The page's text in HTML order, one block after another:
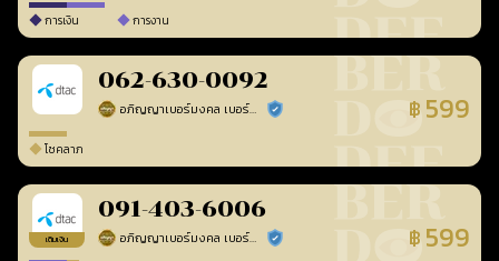
การเงิน การงาน
062-630-0092
อภิญญาเบอร์มงคล เบอร์สวยเลขศาสตร์ ร้านยืนยันแล้ว ฿ 599
โชคลาภ
เติมเงิน
091-403-6006
อภิญญาเบอร์มงคล เบอร์สวยเลขศาสตร์ ร้านยืนยันแล้ว ฿ 599